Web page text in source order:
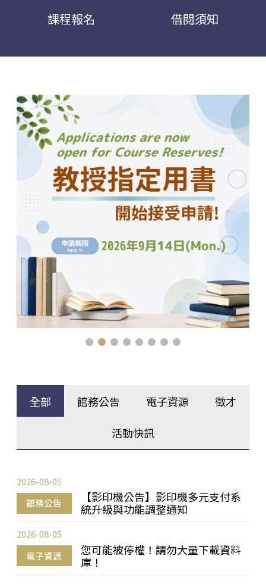
課程報名 借閱須知
全部 館務公告 電子資源 徵才
活動快訊
館務公告
【影印機公告】影印機多元支付系
統升級與功能調整通知
2026-08-05
電子資源
您可能被停權！請勿大量下載資料
庫！
2026-08-05